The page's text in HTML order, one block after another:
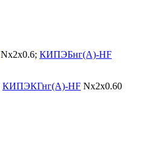
Nx2x0.6; КИПЭБнг(А)-HF
КИПЭКГнг(А)-HF Nx2x0.60